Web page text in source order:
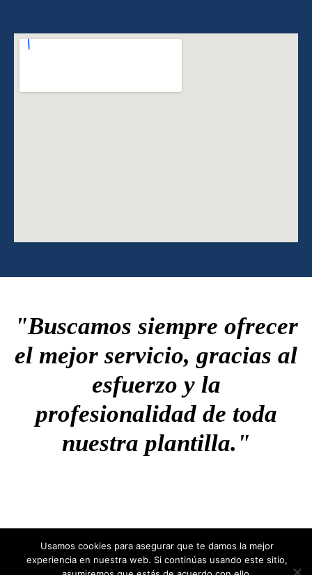
"Buscamos siempre ofrecer
el mejor servicio, gracias al
esfuerzo y la
profesionalidad de toda
nuestra plantilla."
Copyright © 2026 DisalibesGroup
Usamos cookies para asegurar que te damos la mejor
experiencia en nuestra web. Si continúas usando este sitio,